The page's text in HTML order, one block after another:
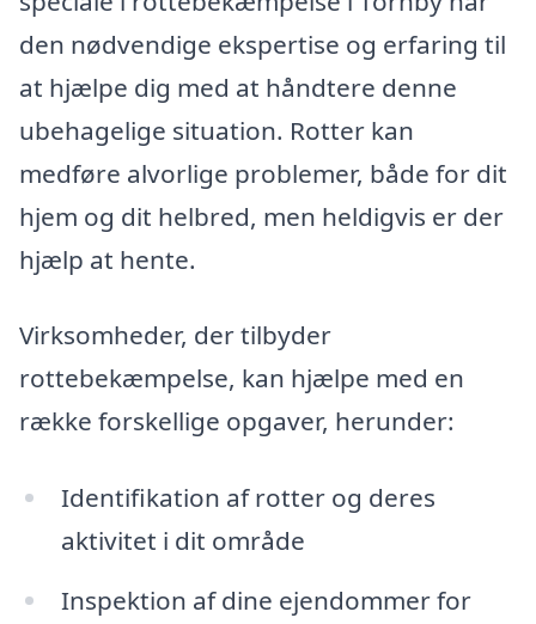
den nødvendige ekspertise og erfaring til
at hjælpe dig med at håndtere denne
ubehagelige situation. Rotter kan
medføre alvorlige problemer, både for dit
hjem og dit helbred, men heldigvis er der
hjælp at hente.
Virksomheder, der tilbyder
rottebekæmpelse, kan hjælpe med en
række forskellige opgaver, herunder:
Identifikation af rotter og deres
aktivitet i dit område
Inspektion af dine ejendommer for